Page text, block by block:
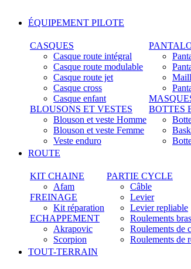
ÉQUIPEMENT PILOTE
CASQUES
Casque route intégral
Casque route modulable
Casque route jet
Casque cross
Casque enfant
BLOUSONS ET VESTES
Blouson et veste Homme
Blouson et veste Femme
Veste enduro
BOTTES
ROUTE
KIT CHAINE
Afam
FREINAGE
Kit réparation
ECHAPPEMENT
Akrapovic
Scorpion
PARTIE CYCLE
Câble
Levier
Levier repliable
Roulements
Roulements de
Roulements de
TOUT-TERRAIN